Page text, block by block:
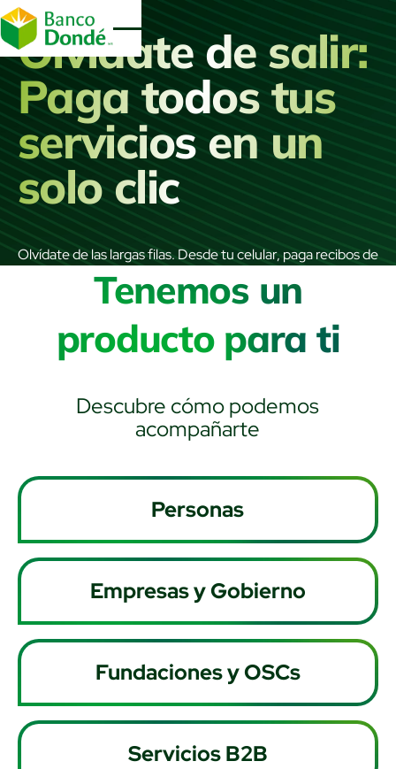
Olvídate de salir:
Paga todos tus
servicios en un
solo clic
Olvídate de las largas filas. Desde tu celular, paga recibos de
luz, agua, internet o realiza recargas al instante sin
Ver más
Tenemos un
producto para ti
Descubre cómo podemos
acompañarte
Personas
Empresas y Gobierno
Fundaciones y OSCs
Servicios B2B